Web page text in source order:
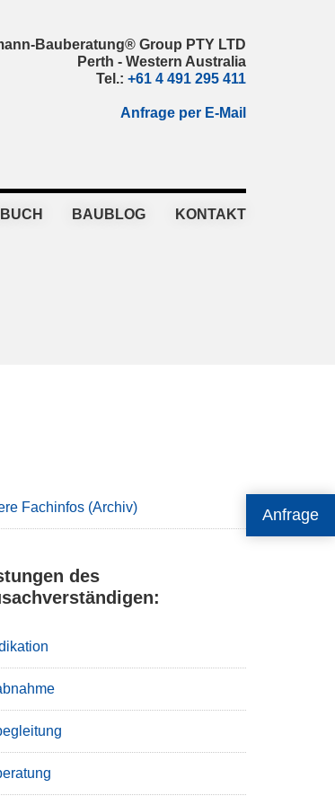
Anfrage
Bauberatung® Group PTY LTD
Perth - Western Australia
Tel.: +61 4 491 295 411
Anfrage per E-Mail
BAUBLOG KONTAKT
Fachinfos (Archiv)
des